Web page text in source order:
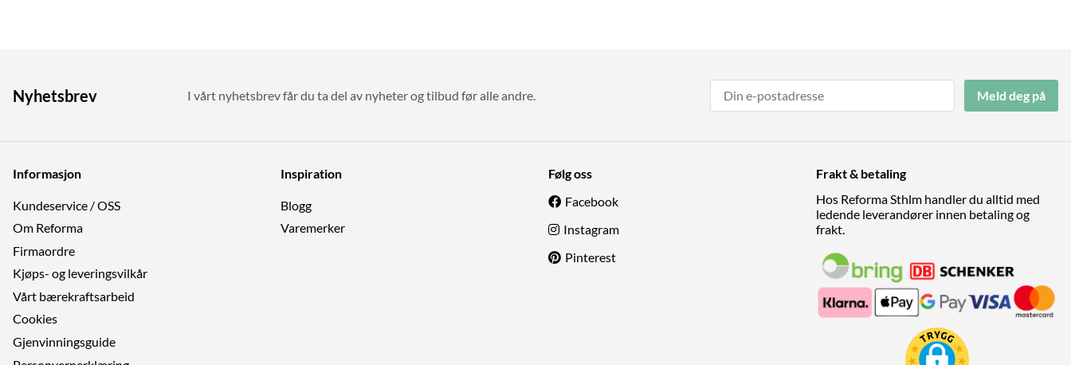
Nyhetsbrev I vårt nyhetsbrev får du ta del av nyheter og tilbud før alle andre. Meld deg på
Informasjon
Kundeservice / OSS
Om Reforma
Firmaordre
Kjøps- og leveringsvilkår
Vårt bærekraftsarbeid
Cookies
Gjenvinningsguide
Inspiration
Blogg
Varemerker
Følg oss
Facebook
Instagram
Pinterest
Frakt & betaling
Hos Reforma Sthlm handler du alltid med
ledende leverandører innen betaling og
frakt.